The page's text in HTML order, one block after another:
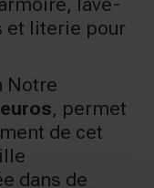
lave-
et literie pour
Notre
, permet
de cet
dans de